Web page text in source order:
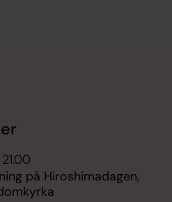
på Hiroshimadagen,